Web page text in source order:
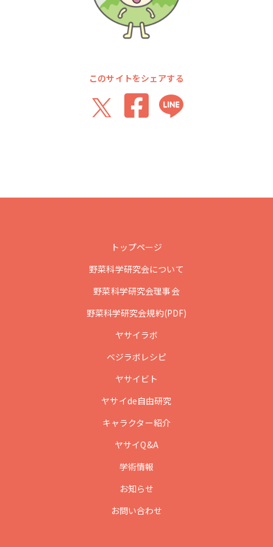
このサイトをシェアする
トップページ
野菜科学研究会について
野菜科学研究会理事会
野菜科学研究会規約(PDF)
ヤサイラボ
ベジラボレシピ
ヤサイビト
ヤサイde自由研究
キャラクター紹介
ヤサイQ&A
学術情報
お知らせ
お問い合わせ